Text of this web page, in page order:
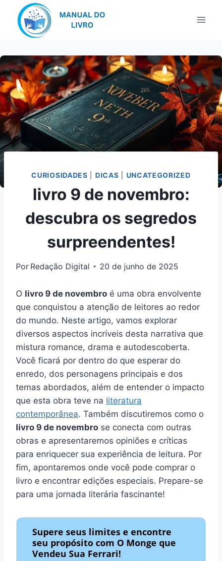
CURIOSIDADES DICAS UNCATEGORIZED
livro 9 de novembro:
descubra os segredos
surpreendentes!
Por Redação Digital 20 de junho de 2025
O livro 9 de novembro é uma obra envolvente
que conquistou a atenção de leitores ao redor
do mundo. Neste artigo, vamos explorar
diversos aspectos incríveis desta narrativa que
mistura romance, drama e autodescoberta.
Você ficará por dentro do que esperar do
enredo, dos personagens principais e dos
temas abordados, além de entender o impacto
que esta obra teve na literatura
contemporânea. Também discutiremos como o
livro 9 de novembro se conecta com outras
obras e apresentaremos opiniões e críticas
para enriquecer sua experiência de leitura. Por
fim, apontaremos onde você pode comprar o
livro e encontrar edições especiais. Prepare-se
para uma jornada literária fascinante!
Supere seus limites e encontre
seu propósito com O Monge que
Vendeu Sua Ferrari!